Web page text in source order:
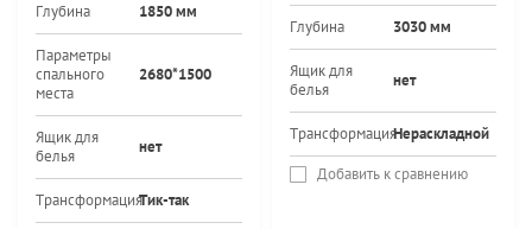
Глубина 1850 мм
Параметры
спального
места
2680*1500
Ящик для
белья
нет
ТрансформацияТик-так
Глубина 3030 мм
Ящик для
белья
нет
ТрансформацияНераскладной
Добавить к сравнению